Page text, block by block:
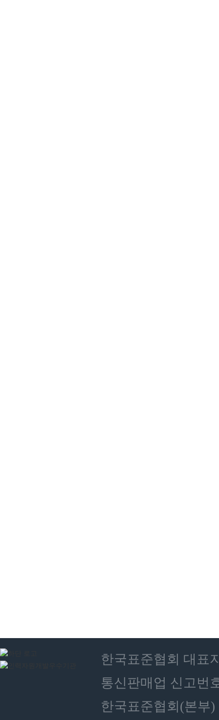
한국표준협회 대표
통신판매업 신고번
한국표준협회(본부